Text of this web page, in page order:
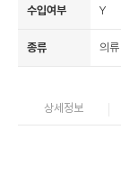
수입여부 Y
종류 의류
상세정보